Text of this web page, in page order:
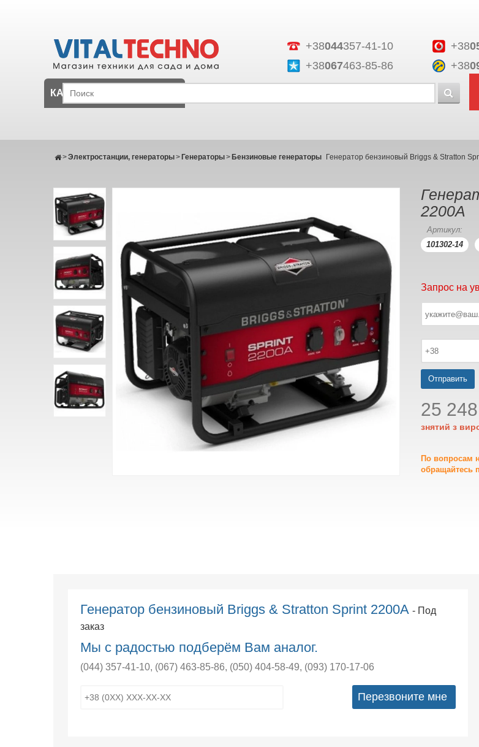
+38044357-41-10 +38
+38067463-85-86 +38
КАТАЛОГ
Электростанции, генераторы
> Генераторы
> Бензиновые генераторы
> Генератор бензиновый Briggs & Stratton
2200A
Артикул:
101302-14
Запрос на
Отправить
25
знятий з
По вопросам
обращайтесь
Генератор бензиновый Briggs & Stratton Sprint 2200A- Под
заказ
Мы с радостью подберём Вам аналог.
(044) 357-41-10, (067) 463-85-86, (050) 404-58-49, (093) 170-17-06
Перезвоните мне